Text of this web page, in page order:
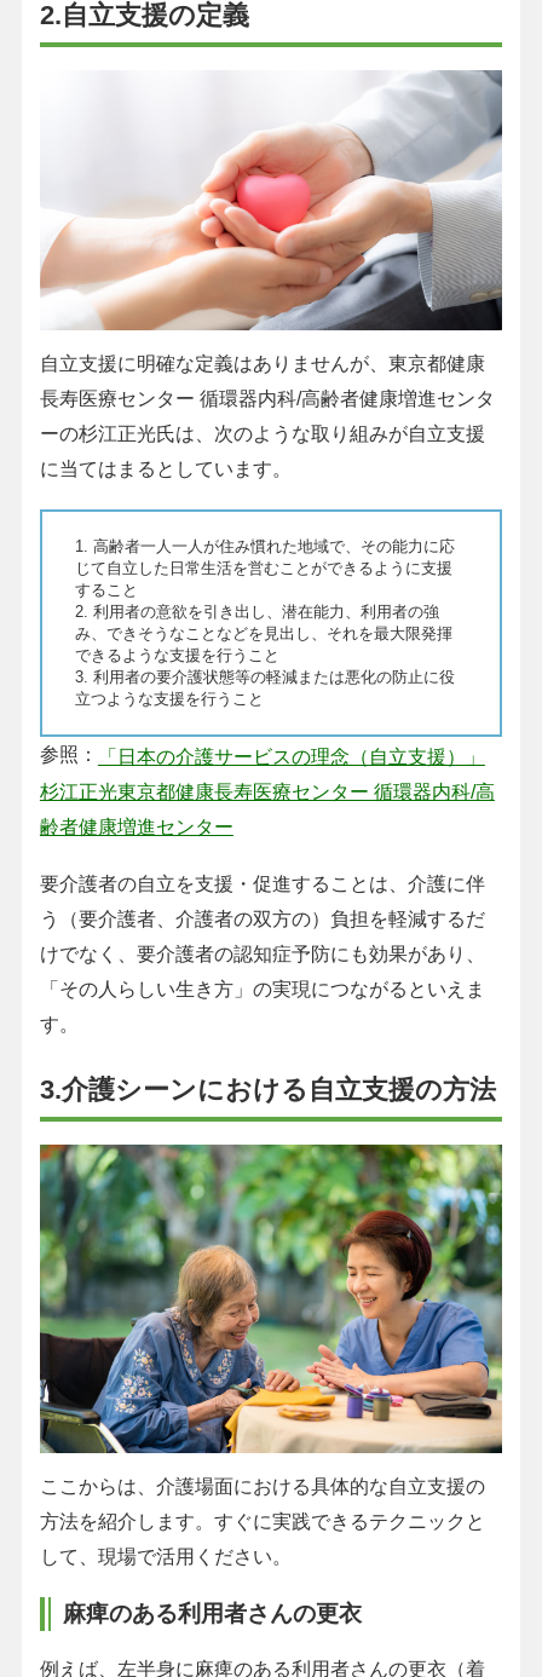
2.自立支援の定義
自立支援に明確な定義はありませんが、東京都健康
長寿医療センター 循環器内科/高齢者健康増進センタ
ーの杉江正光氏は、次のような取り組みが自立支援
に当てはまるとしています。
1. 高齢者一人一人が住み慣れた地域で、その能力に応
じて自立した日常生活を営むことができるように支援
すること
2. 利用者の意欲を引き出し、潜在能力、利用者の強
み、できそうなことなどを見出し、それを最大限発揮
できるような支援を行うこと
3. 利用者の要介護状態等の軽減または悪化の防止に役
立つような支援を行うこと
参照：
「日本の介護サービスの理念（自立支援）」
杉江正光東京都健康長寿医療センター 循環器内科/高
齢者健康増進センター
要介護者の自立を支援・促進することは、介護に伴
う（要介護者、介護者の双方の）負担を軽減するだ
けでなく、要介護者の認知症予防にも効果があり、
「その人らしい生き方」の実現につながるといえま
す。
3.介護シーンにおける自立支援の方法
ここからは、介護場面における具体的な自立支援の
方法を紹介します。すぐに実践できるテクニックと
して、現場で活用ください。
麻痺のある利用者さんの更衣
例えば、左半身に麻痺のある利用者さんの更衣（着